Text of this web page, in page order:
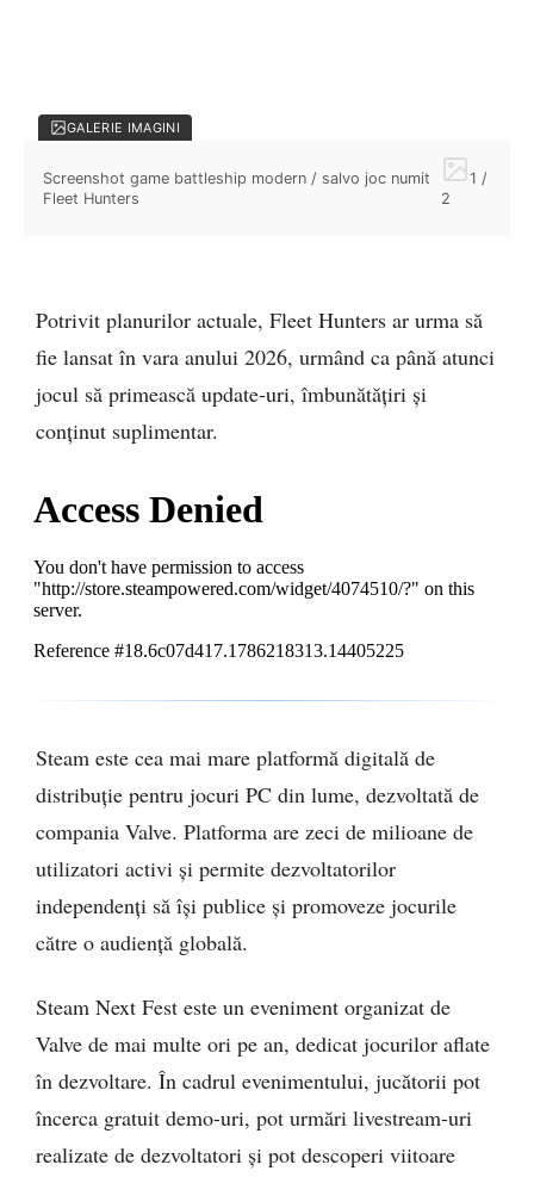
GALERIE IMAGINI
Screenshot game battleship modern / salvo joc numit
Fleet Hunters
1 /
2
Potrivit planurilor actuale, Fleet Hunters ar urma să
fie lansat în vara anului 2026, urmând ca până atunci
jocul să primească update-uri, îmbunătățiri și
conținut suplimentar.
Steam este cea mai mare platformă digitală de
distribuție pentru jocuri PC din lume, dezvoltată de
compania Valve. Platforma are zeci de milioane de
utilizatori activi și permite dezvoltatorilor
independenți să își publice și promoveze jocurile
către o audiență globală.
Steam Next Fest este un eveniment organizat de
Valve de mai multe ori pe an, dedicat jocurilor aflate
în dezvoltare. În cadrul evenimentului, jucătorii pot
încerca gratuit demo-uri, pot urmări livestream-uri
realizate de dezvoltatori și pot descoperi viitoare